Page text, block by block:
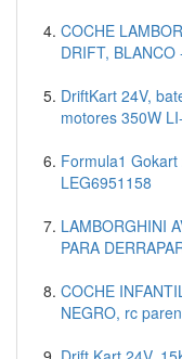
COCHE
DRIFT,
DriftKart 24V,
motores 350W
Formula1
LEG6951158
LAMBORGHINI
PARA
COCHE
NEGRO, rc